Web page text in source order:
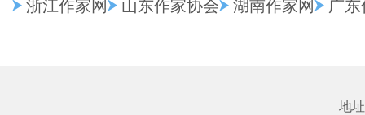
浙江作家网
山东作家协会 湖南作家网 广
地